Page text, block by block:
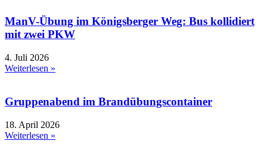
ManV-Übung im Königsberger Weg: Bus kollidiert
mit zwei PKW
4. Juli 2026
Weiterlesen »
Gruppenabend im Brandübungscontainer
18. April 2026
Weiterlesen »